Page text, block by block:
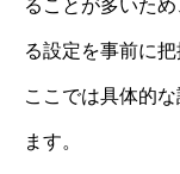
ることが多いた
る設定を事前に
ここでは具体的
ます。